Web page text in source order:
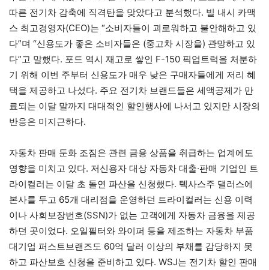
따른 전기차 감축에 직격탄을 맞았다고 분석했다. 빌 내시 카맥
스 최고경영자(CEO)는 “소비자들이 괴로워하고 불안해하고 있
다”며 “신용도가 좋은 소비자들은 (중고차 시장을) 관망하고 있
다”고 말했다. 포드 역시 재고로 쌓인 F-150 픽업트럭을 처분하
기 위해 이번 주부터 신용도가 매우 낮은 구매자들에게 저리 혜
택을 제공하고 나섰다. 주요 전기차 브랜드들은 세액공제가 만
료되는 이달 말까지 대대적인 할인행사에 나서고 있지만 시장의
반응은 미지근하다.
자동차 판매 둔화 조짐은 관련 금융 상품을 취급하는 업계에도
영향을 미치고 있다. 저신용자 대상 자동차 대출·판매 기업인 트
라이컬러는 이달 초 돌연 파산을 신청했다. 텍사스주 댈러스에
본사를 두고 65개 대리점을 운영하던 트라이컬러는 신용 이력
이나 사회보장번호(SSN)가 없는 고객에게 자동차 금융을 제공
하던 곳이었다. 오일필터와 와이퍼 등을 제조하는 자동차 부품
대기업 퍼스트브랜즈도 60억 달러 이상의 부채를 감당하지 못
하고 파산보호 신청을 준비하고 있다. WSJ는 전기차 할인 판매